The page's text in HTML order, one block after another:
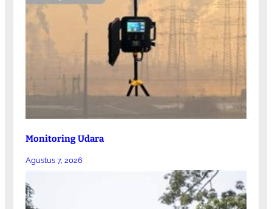
Monitoring Udara
Agustus 7, 2026